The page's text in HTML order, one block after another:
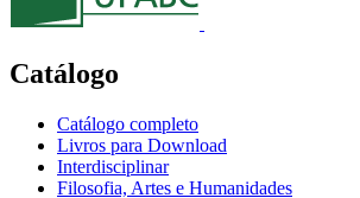
Catálogo
Catálogo completo
Livros para Download
Interdisciplinar
Filosofia, Artes e Humanidades